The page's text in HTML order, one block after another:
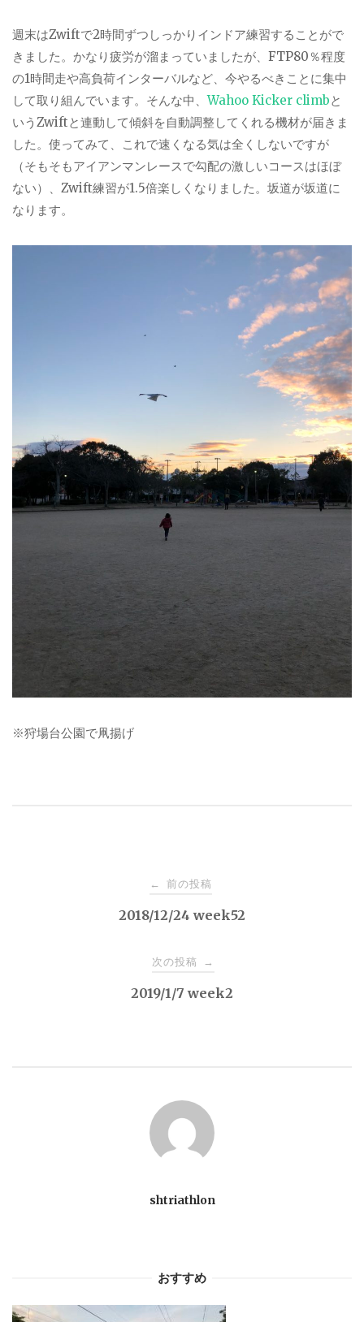
週末はZwiftで2時間ずつしっかりインドア練習することがで
きました。かなり疲労が溜まっていましたが、 FTP80 ％程度
の1時間走や高負荷インターバルなど、今やるべきことに集中
して取り組んでいます。そんな中、Wahoo Kicker climbと
いう Zwiftと連動して傾斜を自動調整してくれる機材が届きま
した。使ってみて、これで速くなる気は全くしないですが
（そもそもアイアンマンレースで勾配の激しいコースはほぼ
ない）、 Zwift練習が1.5倍楽しくなりました。坂道が坂道に
なります。
※狩場台公園で凧揚げ
← 前の投稿
2018/12/24 week52
次の投稿 →
2019/1/7 week2
shtriathlon
おすすめ